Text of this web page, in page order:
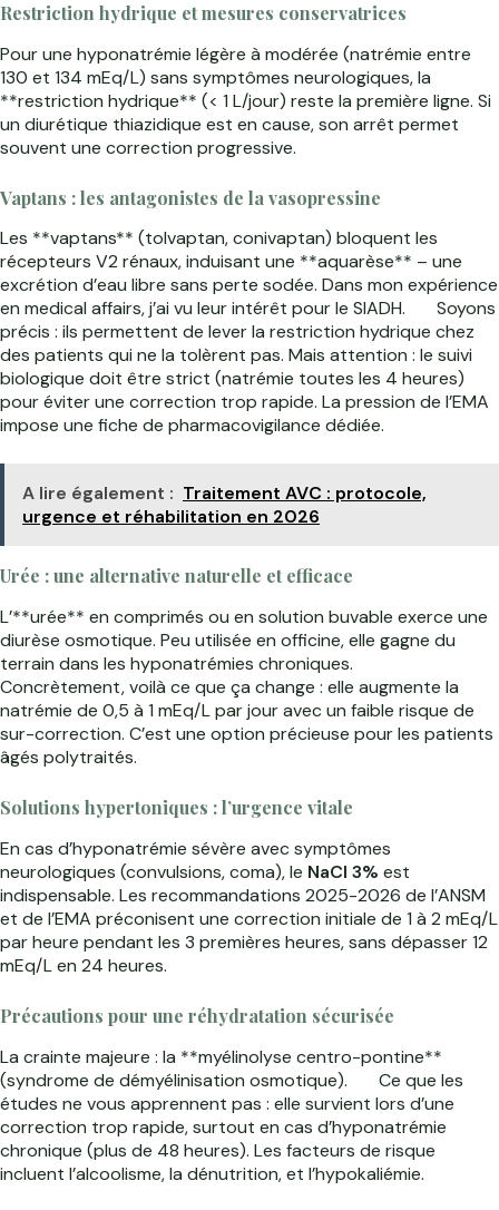
Restriction hydrique et mesures conservatrices
Pour une hyponatrémie légère à modérée (natrémie entre
130 et 134 mEq/L) sans symptômes neurologiques, la
**restriction hydrique** (< 1 L/jour) reste la première ligne. Si
un diurétique thiazidique est en cause, son arrêt permet
souvent une correction progressive.
Vaptans : les antagonistes de la vasopressine
Les **vaptans** (tolvaptan, conivaptan) bloquent les
récepteurs V2 rénaux, induisant une **aquarèse** – une
excrétion d’eau libre sans perte sodée. Dans mon expérience
en medical affairs, j’ai vu leur intérêt pour le SIADH.
Soyons
précis : ils permettent de lever la restriction hydrique chez
des patients qui ne la tolèrent pas. Mais attention : le suivi
biologique doit être strict (natrémie toutes les 4 heures)
pour éviter une correction trop rapide. La pression de l’EMA
impose une fiche de pharmacovigilance dédiée.
A lire également : Traitement AVC : protocole,
urgence et réhabilitation en 2026
Urée : une alternative naturelle et efficace
L’**urée** en comprimés ou en solution buvable exerce une
diurèse osmotique. Peu utilisée en officine, elle gagne du
terrain dans les hyponatrémies chroniques.
Concrètement, voilà ce que ça change : elle augmente la
natrémie de 0,5 à 1 mEq/L par jour avec un faible risque de
sur-correction. C’est une option précieuse pour les patients
âgés polytraités.
Solutions hypertoniques : l’urgence vitale
En cas d’hyponatrémie sévère avec symptômes
neurologiques (convulsions, coma), le NaCl 3% est
indispensable. Les recommandations 2025-2026 de l’ANSM
et de l’EMA préconisent une correction initiale de 1 à 2 mEq/L
par heure pendant les 3 premières heures, sans dépasser 12
mEq/L en 24 heures.
Précautions pour une réhydratation sécurisée
La crainte majeure : la **myélinolyse centro-pontine**
(syndrome de démyélinisation osmotique).
Ce que les
études ne vous apprennent pas : elle survient lors d’une
correction trop rapide, surtout en cas d’hyponatrémie
chronique (plus de 48 heures). Les facteurs de risque
incluent l’alcoolisme, la dénutrition, et l’hypokaliémie.